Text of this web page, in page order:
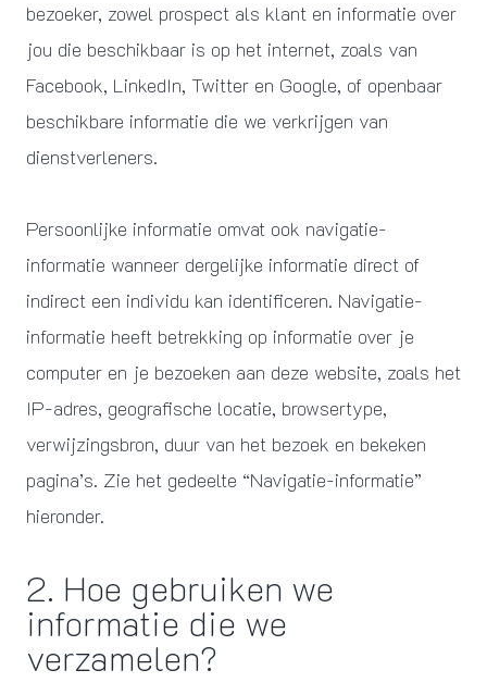
bezoeker, zowel prospect als klant en informatie over
jou die beschikbaar is op het internet, zoals van
Facebook, LinkedIn, Twitter en Google, of openbaar
beschikbare informatie die we verkrijgen van
dienstverleners.
Persoonlijke informatie omvat ook navigatie-
informatie wanneer dergelijke informatie direct of
indirect een individu kan identificeren. Navigatie-
informatie heeft betrekking op informatie over je
computer en je bezoeken aan deze website, zoals het
IP-adres, geografische locatie, browsertype,
verwijzingsbron, duur van het bezoek en bekeken
pagina’s. Zie het gedeelte “Navigatie-informatie”
hieronder.
2. Hoe gebruiken we
informatie die we
verzamelen?